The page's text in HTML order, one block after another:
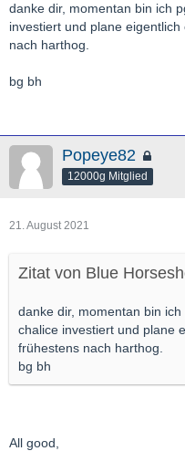
danke dir, momentan bin ich
investiert und plane
nach harthog.
bg bh
Popeye82
12000g Mitglied
21. August 2021
Zitat von Blue
danke dir, momentan bin
chalice investiert und plane
frühestens nach harthog.
bg bh
All good,